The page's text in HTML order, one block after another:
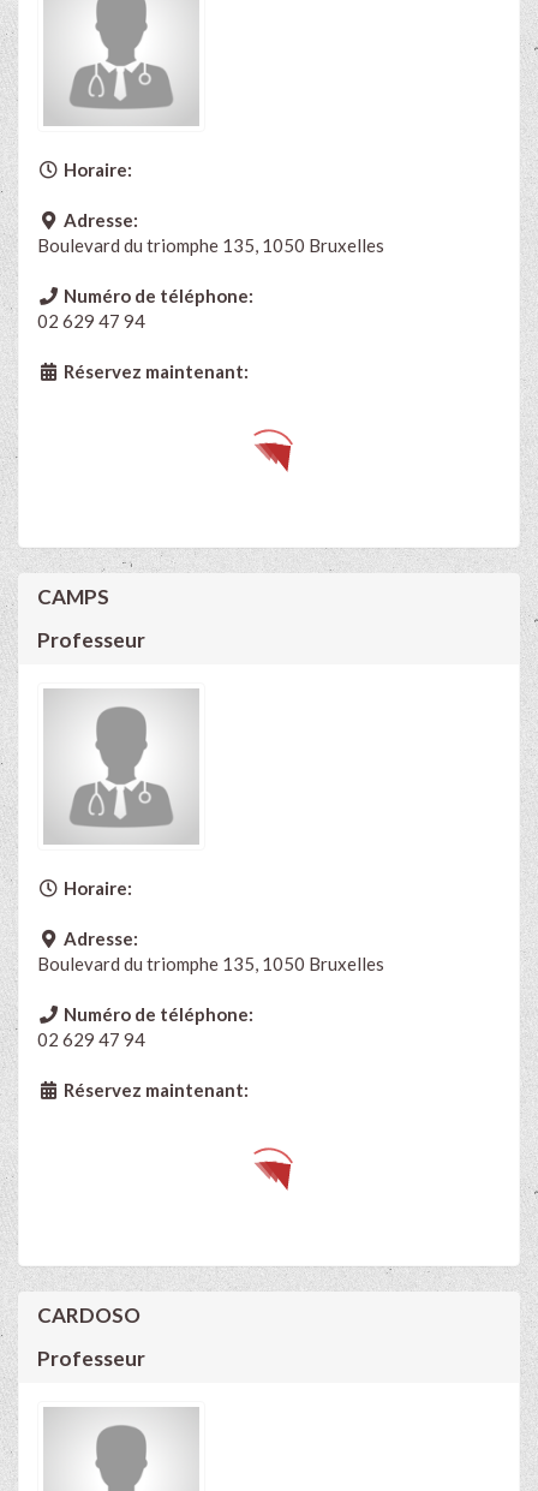
Horaire:
Adresse:
Boulevard du triomphe 135, 1050 Bruxelles
Numéro de téléphone:
02 629 47 94
Réservez maintenant:
CAMPS
Professeur
Horaire:
Adresse:
Boulevard du triomphe 135, 1050 Bruxelles
Numéro de téléphone:
02 629 47 94
Réservez maintenant:
CARDOSO
Professeur